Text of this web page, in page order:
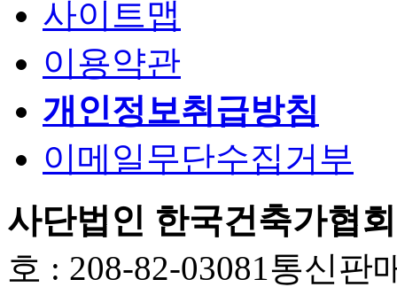
사이트맵
이용약관
개인정보취급방침
이메일무단수집거부
사단법인 한국건축가협회
호 : 208-82-03081 통신판